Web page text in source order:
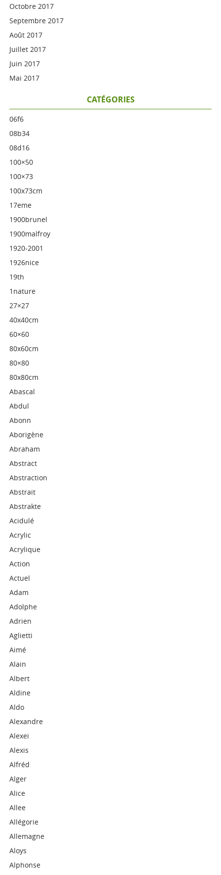
Octobre 2017
Septembre 2017
Août 2017
Juillet 2017
Juin 2017
Mai 2017
CATÉGORIES
06f6
08b34
08d16
100×50
100×73
100x73cm
17eme
1900brunel
1900malfroy
1920-2001
1926nice
19th
1nature
27×27
40x40cm
60×60
80x60cm
80×80
80x80cm
Abascal
Abdul
Abonn
Aborigène
Abraham
Abstract
Abstraction
Abstrait
Abstrakte
Acidulé
Acrylic
Acrylique
Action
Actuel
Adam
Adolphe
Adrien
Aglietti
Aimé
Alain
Albert
Aldine
Aldo
Alexandre
Alexei
Alexis
Alfréd
Alger
Alice
Allee
Allégorie
Allemagne
Aloys
Alphonse